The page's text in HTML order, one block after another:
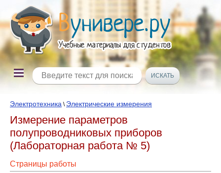
Электротехника \ Электрические измерения
Измерение параметров
полупроводниковых приборов
(Лабораторная работа № 5)
Страницы работы